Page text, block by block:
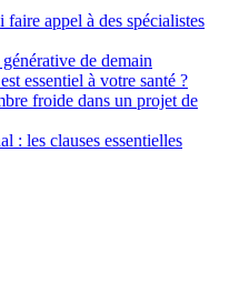
appel à des spécialistes
de demain
essentiel à votre santé ?
froide dans un projet de
: les clauses essentielles